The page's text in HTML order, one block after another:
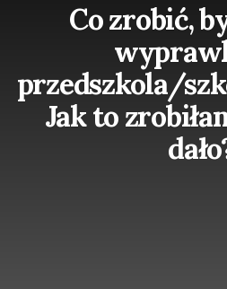
Co zrobić,
przedszkola/
Jak to